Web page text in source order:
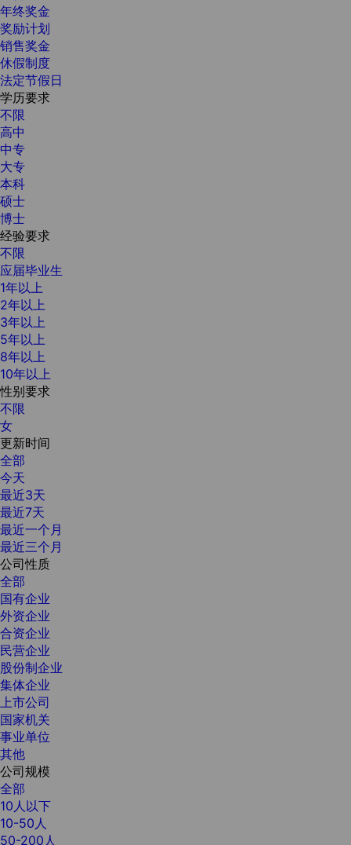
年终奖金
奖励计划
销售奖金
休假制度
法定节假日
学历要求
不限
高中
中专
大专
本科
硕士
博士
经验要求
不限
应届毕业生
1年以上
2年以上
3年以上
5年以上
8年以上
10年以上
性别要求
不限
女
更新时间
全部
今天
最近3天
最近7天
最近一个月
最近三个月
公司性质
全部
国有企业
外资企业
合资企业
民营企业
股份制企业
集体企业
上市公司
国家机关
事业单位
其他
公司规模
全部
10人以下
10-50人
50-200人